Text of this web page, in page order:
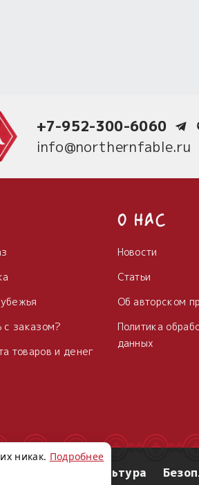
+7-952-300-6060
info@northernfable.ru
с заказом?
товаров и денег
О нас
Новости
Статьи
Об авторском
Политика
данных
Славянская культура
никак. Подробнее